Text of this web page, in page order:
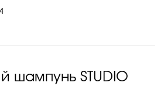
шампунь STUDIO